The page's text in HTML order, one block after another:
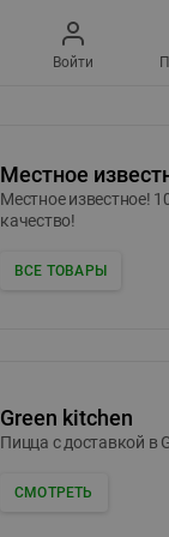
Войти
Местное
Местное известное!
качество!
ВСЕ ТОВАРЫ
Green kitchen
Пицца c доставкой в
СМОТРЕТЬ